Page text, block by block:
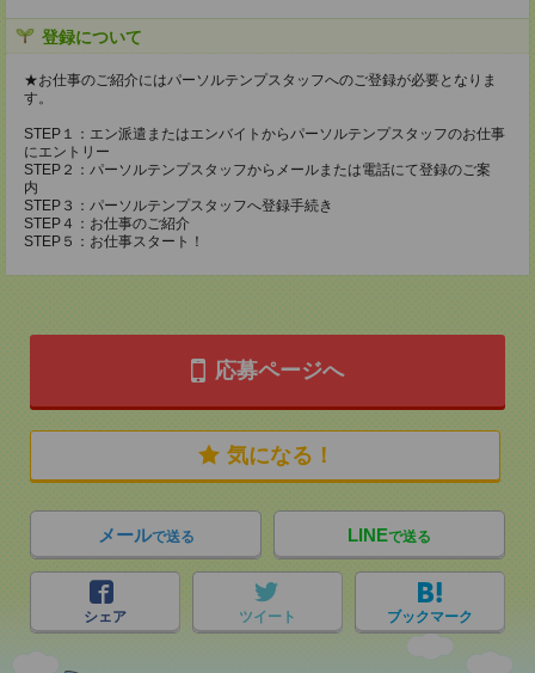
登録について
★お仕事のご紹介にはパーソルテンプスタッフへのご登録が必要となりま
す。
STEP１：エン派遣またはエンバイトからパーソルテンプスタッフのお仕事
にエントリー
STEP２：パーソルテンプスタッフからメールまたは電話にて登録のご案
内
STEP３：パーソルテンプスタッフへ登録手続き
STEP４：お仕事のご紹介
STEP５：お仕事スタート！
応募ページへ
気になる！
メールで送る LINEで送る
シェア ツイート ブックマーク